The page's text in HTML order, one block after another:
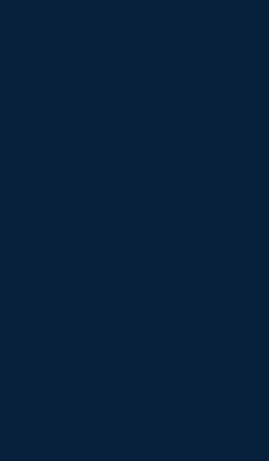
Chỉ Với 4
để bắt
Tạo tài khoản
Hoàn toàn